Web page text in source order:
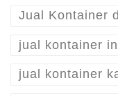
Jual Kontainer
jual kontainer
jual kontainer